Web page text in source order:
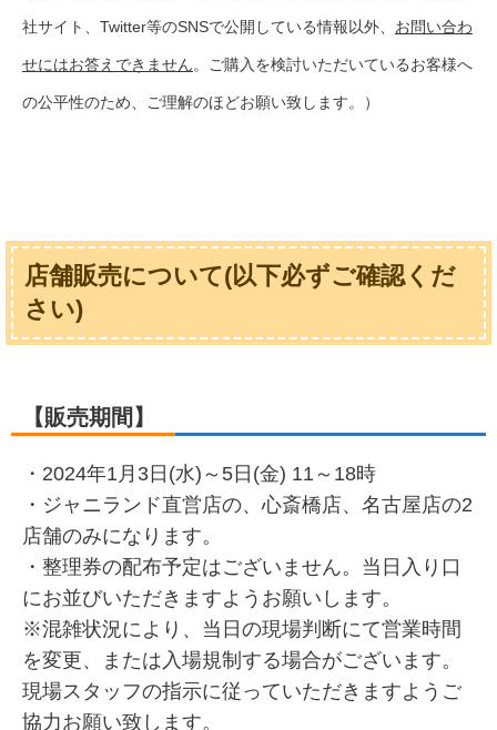
社サイト、Twitter等のSNSで公開している情報以外、 お問い合わ
せにはお答えできません。ご購入を検討いただいているお客様へ
の公平性のため、ご理解のほどお願い致します。）
店舗販売について(以下必ずご確認くだ
さい)
【販売期間】
・2024年1月3日(水)～5日(金) 11～18時
・ジャニランド直営店の、心斎橋店、名古屋店の2
店舗のみになります。
・整理券の配布予定はございません。当日入り口
にお並びいただきますようお願いします。
※混雑状況により、当日の現場判断にて営業時間
を変更、または入場規制する場合がございます。
現場スタッフの指示に従っていただきますようご
協力お願い致します。